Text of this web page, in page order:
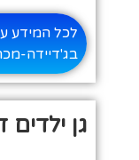
לכל המידע
בג'דיידה-מכר
גן ילדים